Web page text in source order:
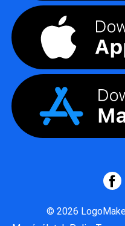
© 2026